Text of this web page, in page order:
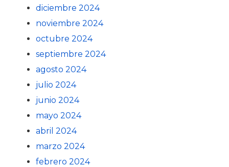
diciembre 2024
noviembre 2024
octubre 2024
septiembre 2024
agosto 2024
julio 2024
junio 2024
mayo 2024
abril 2024
marzo 2024
febrero 2024